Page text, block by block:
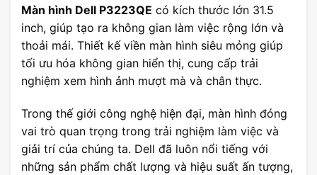
Màn hình Dell P3223QE có kích thước lớn 31.5
inch, giúp tạo ra không gian làm việc rộng lớn và
thoải mái. Thiết kế viền màn hình siêu mỏng giúp
tối ưu hóa không gian hiển thị, cung cấp trải
nghiệm xem hình ảnh mượt mà và chân thực.
Trong thế giới công nghệ hiện đại, màn hình đóng
vai trò quan trọng trong trải nghiệm làm việc và
giải trí của chúng ta. Dell đã luôn nổi tiếng với
những sản phẩm chất lượng và hiệu suất ấn tượng,